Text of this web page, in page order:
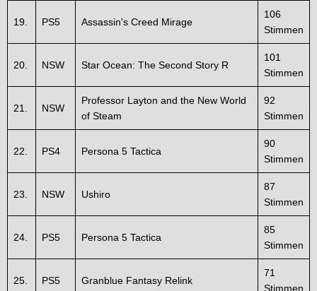
19. PS5 Assassin's Creed Mirage
106
Stimmen
20. NSW Star Ocean: The Second Story R
101
Stimmen
21. NSW
Professor Layton and the New World
of Steam
92
Stimmen
22. PS4 Persona 5 Tactica
90
Stimmen
23. NSW Ushiro
87
Stimmen
24. PS5 Persona 5 Tactica
85
Stimmen
25. PS5 Granblue Fantasy Relink
71
Stimmen